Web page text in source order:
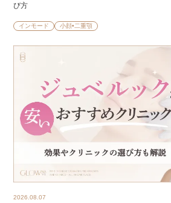
び方
インモード 小顔•二重顎
2026.08.07